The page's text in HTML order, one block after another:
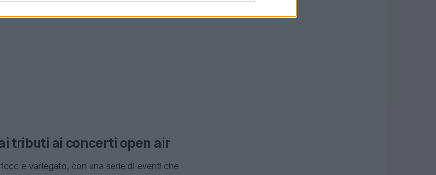
tributi ai concerti open air
e variegato, con una serie di eventi che